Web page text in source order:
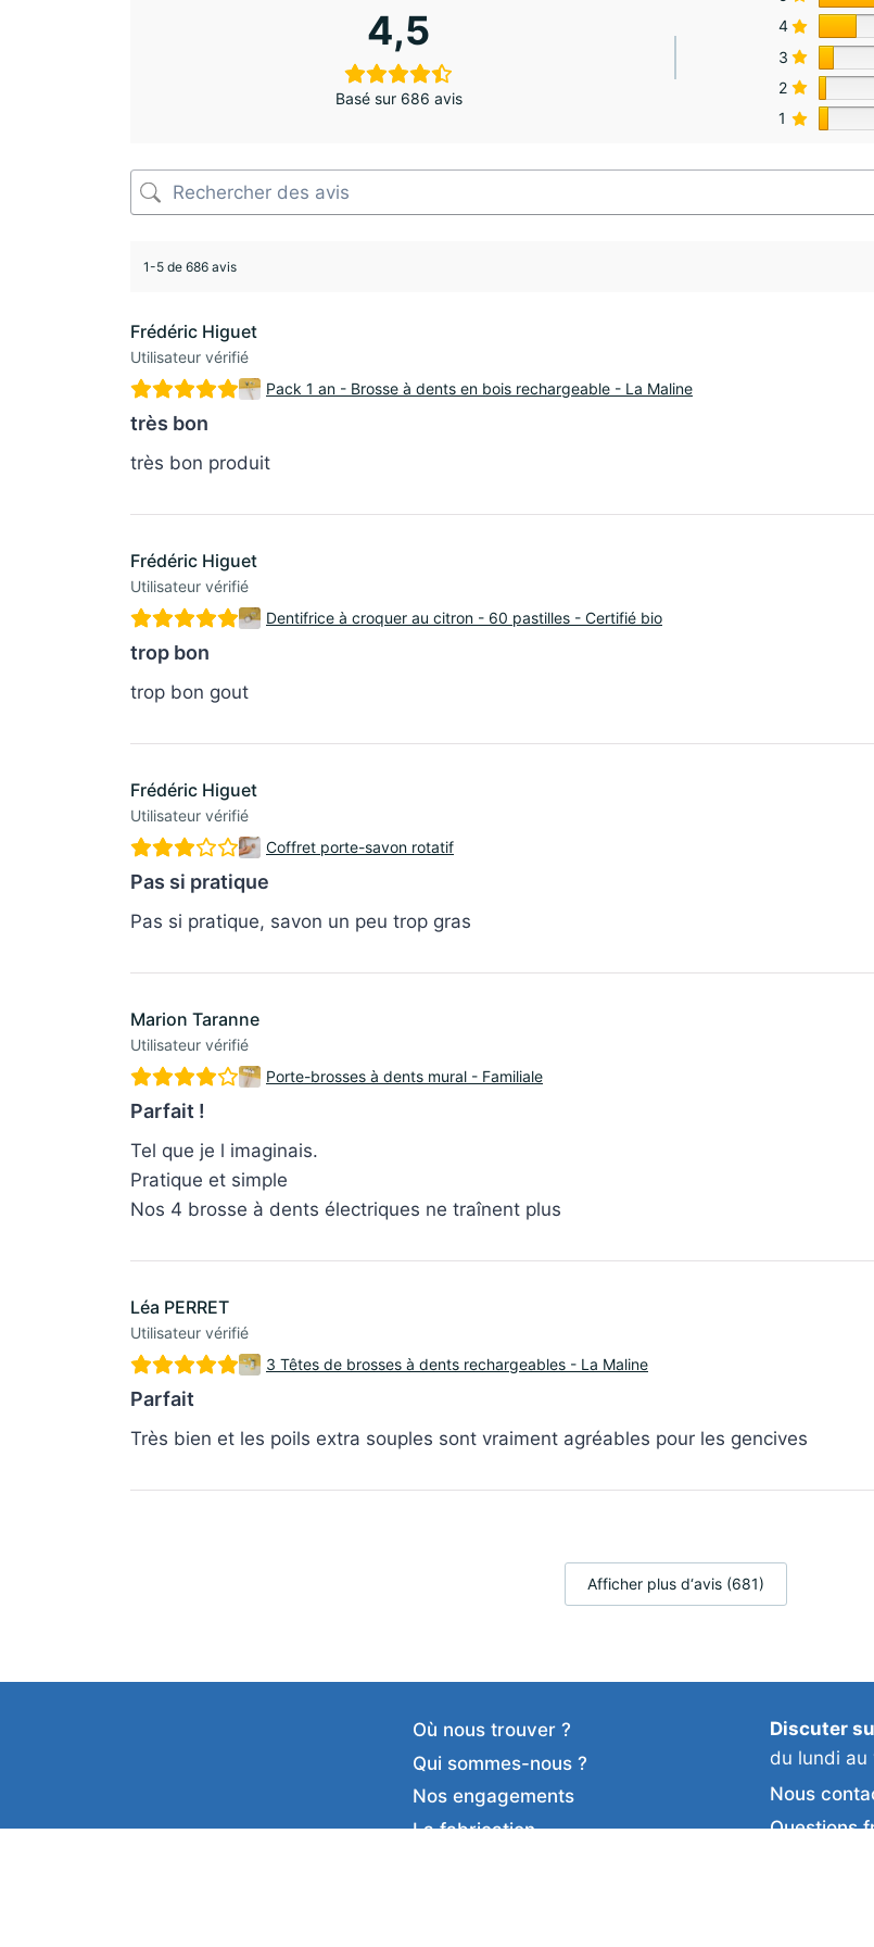
4,5
Basé sur 686 avis
4
3
2
1
1-5 de 686 avis
Frédéric Higuet
Utilisateur vérifié
Pack 1 an - Brosse à dents en bois rechargeable - La Maline
très bon
très bon produit
Frédéric Higuet
Utilisateur vérifié
Dentifrice à croquer au citron - 60 pastilles - Certifié bio
trop bon
trop bon gout
Frédéric Higuet
Utilisateur vérifié
Coffret porte-savon rotatif
Pas si pratique
Pas si pratique, savon un peu trop gras
Marion Taranne
Utilisateur vérifié
Porte-brosses à dents mural - Familiale
Parfait !
Tel que je l imaginais.
Pratique et simple
Nos 4 brosse à dents électriques ne traînent plus
Léa PERRET
Utilisateur vérifié
3 Têtes de brosses à dents rechargeables - La Maline
Parfait
Très bien et les poils extra souples sont vraiment agréables pour les gencives
Afficher plus d‘avis (681)
Où nous trouver ?
Qui sommes-nous ?
Nos engagements
La fabrication
Discuter
du lundi au
Nous
Questions